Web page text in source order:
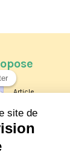
Article
Les